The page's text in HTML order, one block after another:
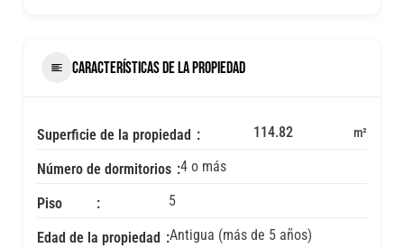
CARACTERÍSTICAS DE LA PROPIEDAD
Superficie de la propiedad 114.82 m²
Número de dormitorios 4 o más
Piso 5
Edad de la propiedad Antigua (más de 5 años)